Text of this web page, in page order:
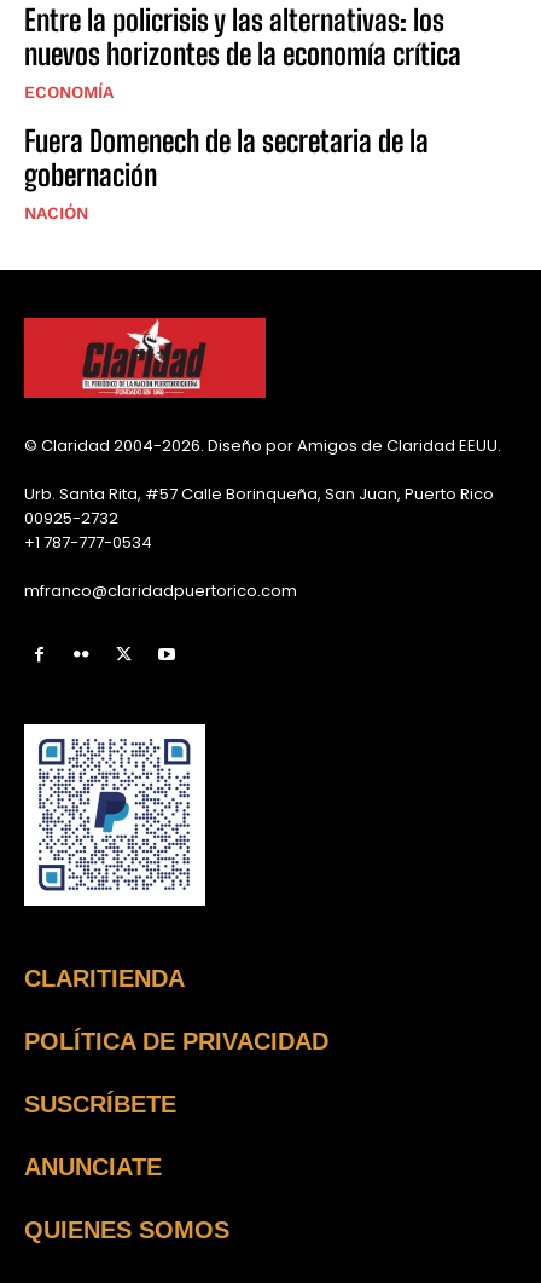
Entre la policrisis y las alternativas: los
nuevos horizontes de la economía crítica
ECONOMÍA
Fuera Domenech de la secretaria de la
gobernación
NACIÓN
© Claridad 2004-2026. Diseño por Amigos de Claridad EEUU.
Urb. Santa Rita, #57 Calle Borinqueña, San Juan, Puerto Rico
00925-2732
+1 787-777-0534
mfranco@claridadpuertorico.com
CLARITIENDA
POLÍTICA DE PRIVACIDAD
SUSCRÍBETE
ANUNCIATE
QUIENES SOMOS